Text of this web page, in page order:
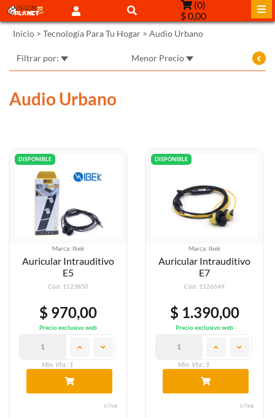
(0)
$ 0,00
Inicio > Tecnologia Para Tu Hogar > Audio Urbano
Filtrar por: Menor Precio
Audio Urbano
DISPONIBLE
Marca: Ibek
Auricular Intrauditivo
E5
Cód: 1123850
$ 970,00
Precio exclusivo web
Min. Vta.: 1
c/iva
DISPONIBLE
Marca: Ibek
Auricular Intrauditivo
E7
Cód: 1126649
$ 1.390,00
Precio exclusivo web
Min. Vta.: 1
c/iva